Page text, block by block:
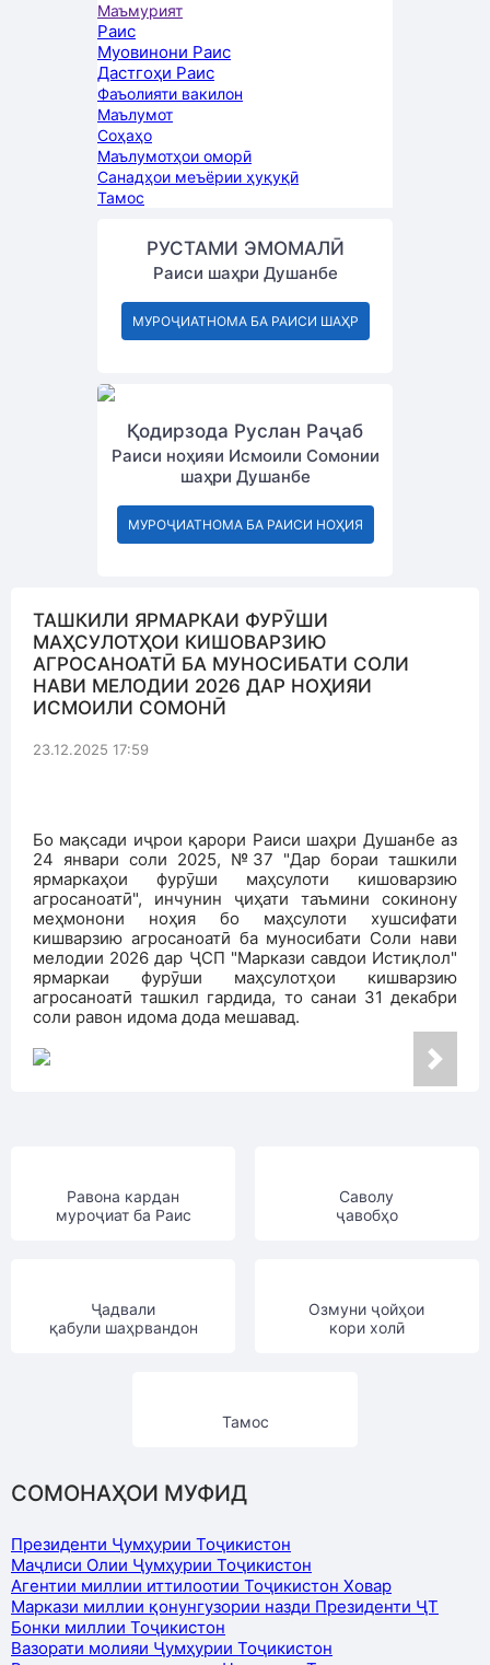
Маъмурият
Раис
Муовинони Раис
Дастгоҳи Раис
Фаъолияти вакилон
Маълумот
Соҳаҳо
Маълумотҳои оморӣ
Санадҳои меъёрии ҳуқуқӣ
Тамос
РУСТАМИ ЭМОМАЛӢ
Раиси шаҳри Душанбе
МУРОҶИАТНОМА БА РАИСИ ШАҲР
Қодирзода Руслан Раҷаб
Раиси ноҳияи Исмоили Сомонии
шаҳри Душанбе
МУРОҶИАТНОМА БА РАИСИ НОҲИЯ
ТАШКИЛИ ЯРМАРКАИ ФУРӮШИ
МАҲСУЛОТҲОИ КИШОВАРЗИЮ
АГРОСАНОАТӢ БА МУНОСИБАТИ СОЛИ
НАВИ МЕЛОДИИ 2026 ДАР НОҲИЯИ
ИСМОИЛИ СОМОНӢ
23.12.2025 17:59
Бо мақсади иҷрои қарори Раиси шаҳри Душанбе аз
24 январи соли 2025, №37 "Дар бораи ташкили
ярмаркаҳои фурӯши маҳсулоти кишоварзию
агросаноатӣ", инчунин ҷиҳати таъмини сокинону
меҳмонони ноҳия бо маҳсулоти хушсифати
кишварзию агросаноатӣ ба муносибати Соли нави
мелодии 2026 дар ҶСП "Маркази савдои Истиқлол"
ярмаркаи фурӯши маҳсулотҳои кишварзию
агросаноатӣ ташкил гардида, то санаи 31 декабри
соли равон идома дода мешавад.
Равона кардан
муроҷиат ба Раис
Саволу
ҷавобҳо
Ҷадвали
қабули шаҳрвандон
Озмуни ҷойҳои
кори холӣ
Тамос
СОМОНАҲОИ МУФИД
Президенти Ҷумҳурии Тоҷикистон
Маҷлиси Олии Ҷумҳурии Тоҷикистон
Агентии миллии иттилоотии Тоҷикистон Ховар
Маркази миллии қонунгузории назди Президенти ҶТ
Бонки миллии Тоҷикистон
Вазорати молияи Ҷумҳурии Тоҷикистон